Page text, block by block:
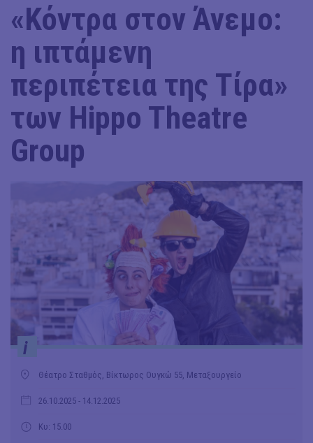
«Κόντρα στον Άνεμο:
η ιπτάμενη
περιπέτεια της Τίρα»
των Hippo Theatre
Group
i
Θέατρο Σταθμός, Βίκτωρος Ουγκώ 55, Μεταξουργείο
26.10.2025 - 14.12.2025
Κυ: 15.00